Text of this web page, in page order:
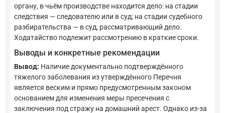
органу, в чьём производстве находится дело: на стадии
следствия — следователю или в суд; на стадии судебного
разбирательства — в суд, рассматривающий дело.
Ходатайство подлежит рассмотрению в краткие сроки.
Выводы и конкретные рекомендации
Вывод: Наличие документально подтверждённого
тяжелого заболевания из утверждённого Перечня
является веским и прямо предусмотренным законом
основанием для изменения меры пресечения с
заключения под стражу на домашний арест. Однако из-за